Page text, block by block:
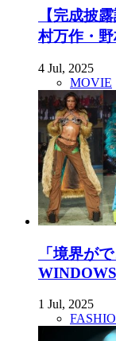
【完成披
村万作・
4 Jul, 2025
MOVIE
「境界が
1 Jul, 2025